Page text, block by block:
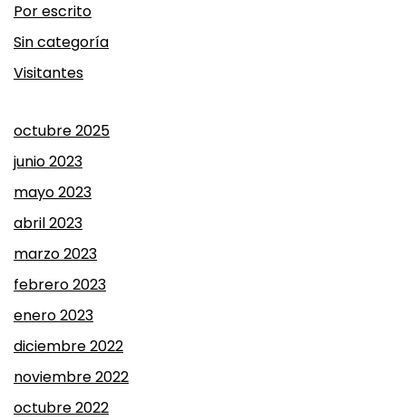
Por escrito
Sin categoría
Visitantes
octubre 2025
junio 2023
mayo 2023
abril 2023
marzo 2023
febrero 2023
enero 2023
diciembre 2022
noviembre 2022
octubre 2022